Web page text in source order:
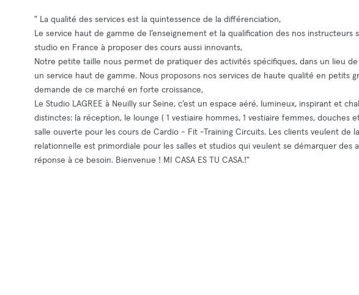
" La qualité des services est la quintessence de la différenciation,
Le service haut de gamme de l’enseignement et la qualification des nos instructeurs
studio en France à proposer des cours aussi innovants,
Notre petite taille nous permet de pratiquer des activités spécifiques, dans un lieu
un service haut de gamme. Nous proposons nos services de haute qualité en petits
demande de ce marché en forte croissance,
Le Studio LAGREE à Neuilly sur Seine, c’est un espace aéré, lumineux, inspirant et
distinctes: la réception, le lounge ( 1 vestiaire hommes, 1 vestiaire femmes, douches
salle ouverte pour les cours de Cardio - Fit -Training Circuits. Les clients veulent de
relationnelle est primordiale pour les salles et studios qui veulent se démarquer des
réponse à ce besoin. Bienvenue ! MI CASA ES TU CASA.!"